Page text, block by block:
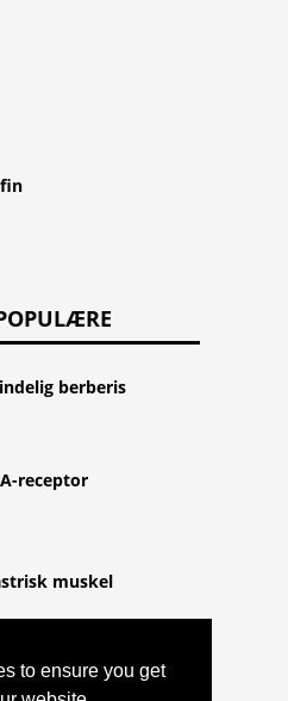
to ensure you get
berberis
receptor
muskel